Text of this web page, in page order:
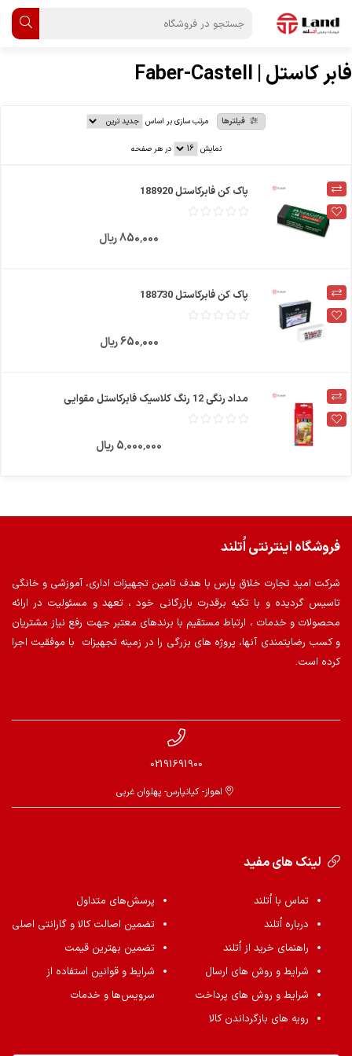
فابر کاستل | Faber-Castell
فیلترها مرتب سازی بر اساس
نمایش در هر صفحه
پاک کن فابرکاستل 188920
850٬000 ریال
پاک کن فابرکاستل 188730
650٬000 ریال
مداد رنگی 12 رنگ کلاسیک فابرکاستل مقوایی
5٬000٬000 ریال
فروشگاه اینترنتی اُتلند
شرکت امید تجارت خلاق پارس با هدف تامین تجهیزات اداری، آموزشی و خانگی
تاسیس گردیده و با تکیه برقدرت بازرگانی خود ، تعهد و مسئولیت در ارائه
محصولات و خدمات ، ارتباط مستقیم با برندهای معتبر جهت رفع نیاز مشتریان
و کسب رضایتمندی آنها، پروژه های بزرگی را در زمینه تجهیزات با موفقیت اجرا
کرده است.
02191691900
اهواز- کیانپارس- پهلوان غربی
لینک های مفید
تماس با اُتلند
درباره اُتلند
راهنمای خرید از اُتلند
شرایط و روش های ارسال
شرایط و روش های پرداخت
رویه های بازگرداندن کالا
پرسش‌های متداول
تضمین اصالت کالا و گارانتی اصلی
تضمین بهترین قیمت
شرایط و قوانین استفاده از
سرویس‌ها و خدمات